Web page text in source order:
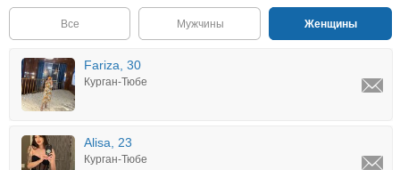
Все Мужчины Женщины
Fariza, 30
Курган-Тюбе
Alisa, 23
Курган-Тюбе